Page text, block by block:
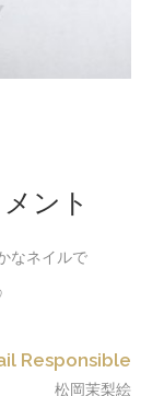
ント
なネイルで
Responsible
松岡茉梨絵